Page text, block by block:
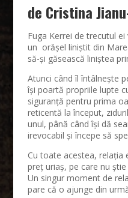
de Cristina
Fuga Kerrei de trecutul
un orășel liniștit din
să-și găsească liniștea
Atunci când îl întâlnește
își poartă propriile lupte
siguranță pentru prima
reticentă la început,
unul, până când își dă
irevocabil și începe să
Cu toate acestea, relația
preț uriaș, pe care nu
Un singur moment de
pare că o ajunge din